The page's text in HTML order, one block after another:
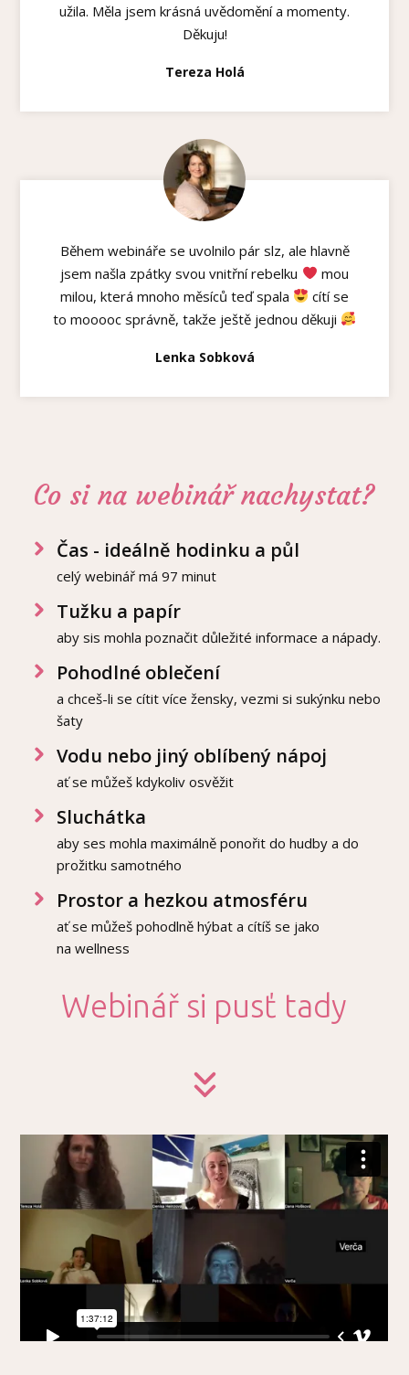
užila. Měla jsem krásná uvědomění a momenty.
Děkuju!
Tereza Holá
Během webináře se uvolnilo pár slz, ale hlavně
jsem našla zpátky svou vnitřní rebelku
mou
milou, která mnoho měsíců teď spala
cítí se
to mooooc správně, takže ještě jednou děkuji
Lenka Sobková
Co si na webinář nachystat?
Čas - ideálně hodinku a půl
celý webinář má 97 minut
Tužku a papír
aby sis mohla poznačit důležité informace a nápady.
Pohodlné oblečení
a chceš-li se cítit více žensky, vezmi si sukýnku nebo
šaty
Vodu nebo jiný oblíbený nápoj
ať se můžeš kdykoliv osvěžit
Sluchátka
aby ses mohla maximálně ponořit do hudby a do
prožitku samotného
Prostor a hezkou atmosféru
ať se můžeš pohodlně hýbat a cítíš se jako
na wellness
Webinář si pusť tady